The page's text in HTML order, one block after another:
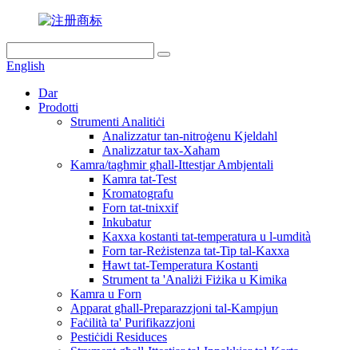
English
Dar
Prodotti
Strumenti Analitiċi
Analizzatur tan-nitroġenu Kjeldahl
Analizzatur tax-Xaħam
Kamra/tagħmir għall-Ittestjar Ambjentali
Kamra tat-Test
Kromatografu
Forn tat-tnixxif
Inkubatur
Kaxxa kostanti tat-temperatura u l-umdità
Forn tar-Reżistenza tat-Tip tal-Kaxxa
Ħawt tat-Temperatura Kostanti
Strument ta 'Analiżi Fiżika u Kimika
Kamra u Forn
Apparat għall-Preparazzjoni tal-Kampjun
Faċilità ta' Purifikazzjoni
Pestiċidi Residuces